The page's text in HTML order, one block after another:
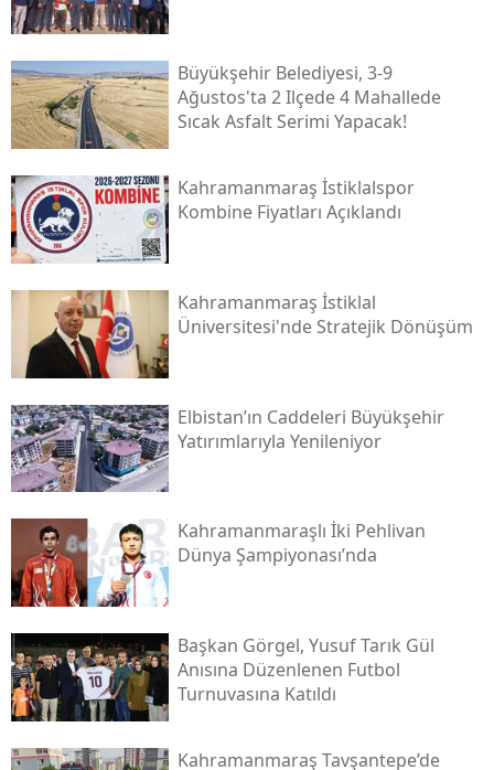
Büyükşehir Belediyesi, 3-9
Ağustos'ta 2 Ilçede 4 Mahallede
Sıcak Asfalt Serimi Yapacak!
Kahramanmaraş İstiklalspor
Kombine Fiyatları Açıklandı
Kahramanmaraş İstiklal
Üniversitesi'nde Stratejik Dönüşüm
Elbistan’ın Caddeleri Büyükşehir
Yatırımlarıyla Yenileniyor
Kahramanmaraşlı İki Pehlivan
Dünya Şampiyonası’nda
Başkan Görgel, Yusuf Tarık Gül
Anısına Düzenlenen Futbol
Turnuvasına Katıldı
Kahramanmaraş Tavşantepe’de